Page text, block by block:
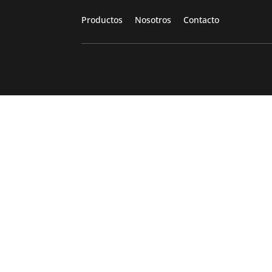
Productos NosotrosContacto